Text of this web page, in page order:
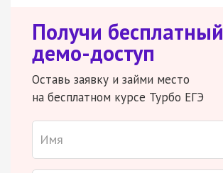
Получи бесплатный
демо-доступ
Оставь заявку и займи место
на бесплатном курсе Турбо ЕГЭ